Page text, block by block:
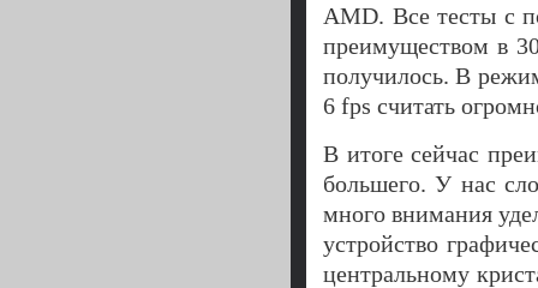
AMD. Все тесты с
преимуществом в
получилось. В
6 fps считать
В итоге сейчас
большего. У нас
много внимания
устройство
центральному